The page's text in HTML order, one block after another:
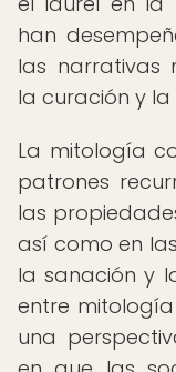
han
las narrativas
la curación y la
La mitología
patrones
las
así como en
la sanación y
entre
una